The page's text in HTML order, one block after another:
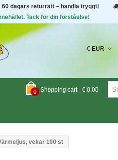
60 dagars returrätt – handla tryggt!
Tack för din förståelse!
€ EUR
0 Shopping cart - € 0,00
vekar 100 st